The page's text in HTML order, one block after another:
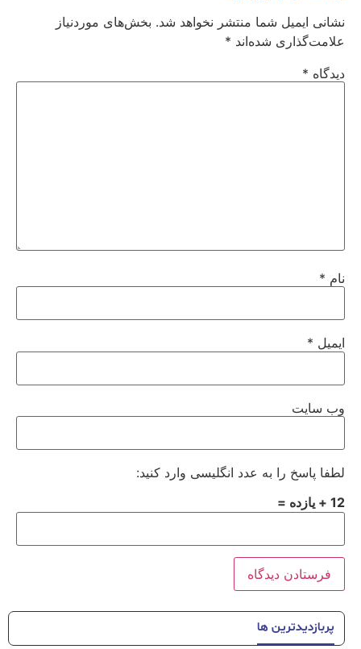
نشانی ایمیل شما منتشر نخواهد شد. بخش‌های موردنیاز
علامت‌گذاری شده‌اند *
دیدگاه *
نام *
ایمیل *
وب‌ سایت
لطفا پاسخ را به عدد انگلیسی وارد کنید:
12 + یازده =
پربازدیدترین ها